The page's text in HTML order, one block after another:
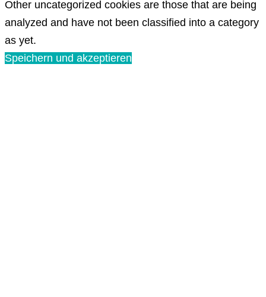
Other uncategorized cookies are those that are being
analyzed and have not been classified into a category
as yet.
Speichern und akzeptieren